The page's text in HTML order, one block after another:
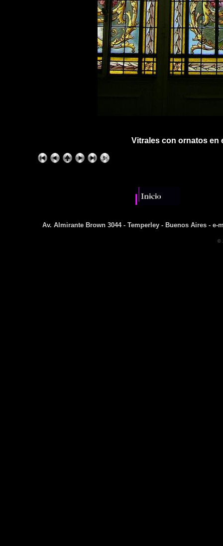
Vitrales con ornatos en
Av. Almirante Brown 3044 - Temperley - Buenos Aires - e-
©